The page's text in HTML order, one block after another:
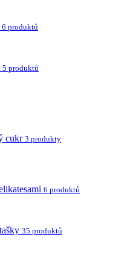
6 produktů
5 produktů
cukr 3 produkty
6 produktů
35 produktů